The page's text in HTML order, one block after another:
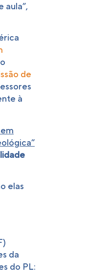
aula”,
de
à
elas
da
do PL: